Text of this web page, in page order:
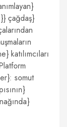
çağdaş}
katılımcıları
somut